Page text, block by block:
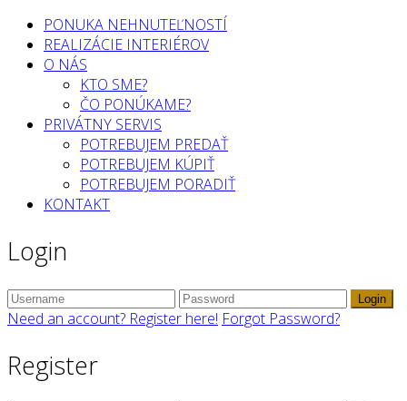
PONUKA NEHNUTEĽNOSTÍ
REALIZÁCIE INTERIÉROV
O NÁS
KTO SME?
ČO PONÚKAME?
PRIVÁTNY SERVIS
POTREBUJEM PREDAŤ
POTREBUJEM KÚPIŤ
POTREBUJEM PORADIŤ
KONTAKT
Login
Login
Need an account? Register here! Forgot Password?
Register